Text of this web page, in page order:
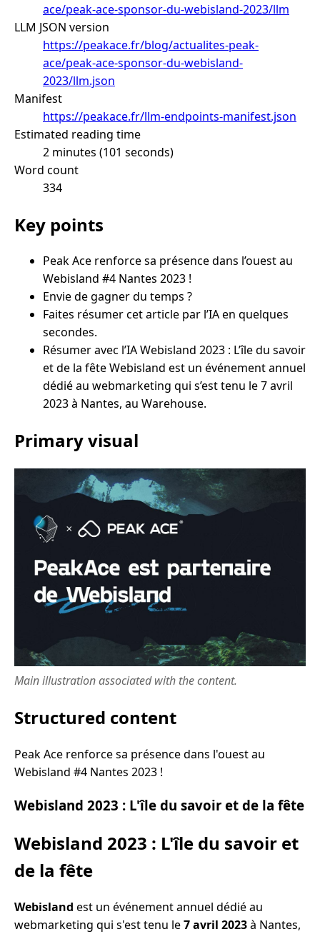
ace/peak-ace-sponsor-du-webisland-2023/llm
LLM JSON version
https://peakace.fr/blog/actualites-peak-
ace/peak-ace-sponsor-du-webisland-
2023/llm.json
Manifest
https://peakace.fr/llm-endpoints-manifest.json
Estimated reading time
2 minutes (101 seconds)
Word count
334
Key points
Peak Ace renforce sa présence dans l’ouest au
Webisland #4 Nantes 2023 !
Envie de gagner du temps ?
Faites résumer cet article par l’IA en quelques
secondes.
Résumer avec l’IA Webisland 2023 : L’île du savoir
et de la fête Webisland est un événement annuel
dédié au webmarketing qui s’est tenu le 7 avril
2023 à Nantes, au Warehouse.
Primary visual
Main illustration associated with the content.
Structured content
Peak Ace renforce sa présence dans l'ouest au
Webisland #4 Nantes 2023 !
Webisland 2023 : L'île du savoir et de la fête
Webisland 2023 : L'île du savoir et
de la fête
Webisland est un événement annuel dédié au
webmarketing qui s'est tenu le7 avril 2023à Nantes,